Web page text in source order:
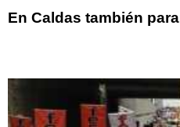
En Caldas también